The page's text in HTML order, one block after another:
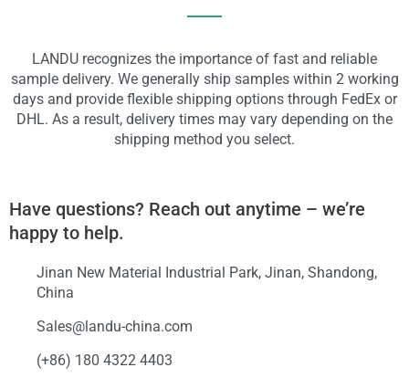
LANDU recognizes the importance of fast and reliable
sample delivery. We generally ship samples within 2 working
days and provide flexible shipping options through FedEx or
DHL. As a result, delivery times may vary depending on the
shipping method you select.
Have questions? Reach out anytime – we’re
happy to help.
Jinan New Material Industrial Park, Jinan, Shandong,
China
Sales@landu-china.com
(+86) 180 4322 4403